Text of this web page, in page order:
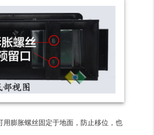
膨胀螺丝固定于地面，防止移位，也